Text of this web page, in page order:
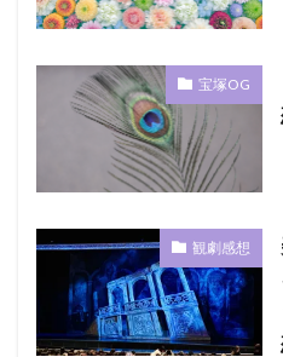
宝塚OG
観劇感想